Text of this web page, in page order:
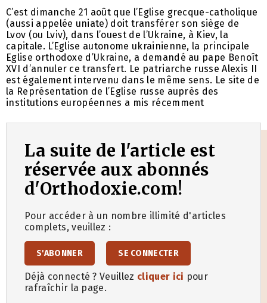
C’est dimanche 21 août que l’Eglise grecque-catholique
(aussi appelée uniate) doit transférer son siège de
Lvov (ou Lviv), dans l’ouest de l’Ukraine, à Kiev, la
capitale. L’Eglise autonome ukrainienne, la principale
Eglise orthodoxe d’Ukraine, a demandé au pape Benoît
XVI d’annuler ce transfert. Le patriarche russe Alexis II
est également intervenu dans le même sens. Le site de
la Représentation de l’Eglise russe auprès des
institutions européennes a mis récemment
La suite de l'article est
réservée aux abonnés
d'Orthodoxie.com!
Pour accéder à un nombre illimité d'articles
complets, veuillez :
S'ABONNER SE CONNECTER
Déjà connecté ? Veuillez cliquer ici pour
rafraîchir la page.